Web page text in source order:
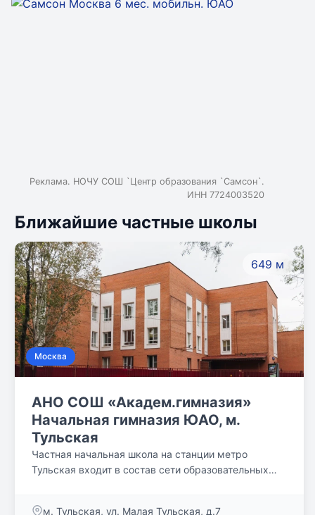
Реклама. НОЧУ СОШ `Центр образования `Самсон`.
ИНН 7724003520
Ближайшие частные школы
649 м
Москва
АНО СОШ «Академ.гимназия»
Начальная гимназия ЮАО, м.
Тульская
Частная начальная школа на станции метро
Тульская входит в состав сети образовательных
м. Тульская, ул. Малая Тульская, д.7